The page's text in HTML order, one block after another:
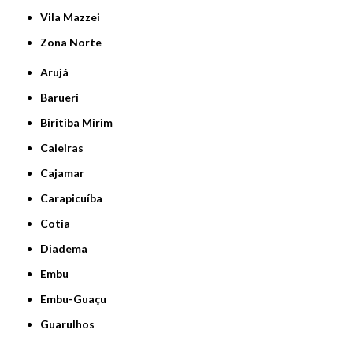
Vila Mazzei
Zona Norte
Arujá
Barueri
Biritiba Mirim
Caieiras
Cajamar
Carapicuíba
Cotia
Diadema
Embu
Embu-Guaçu
Guarulhos